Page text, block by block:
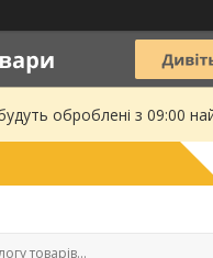
оброблені з 09:00